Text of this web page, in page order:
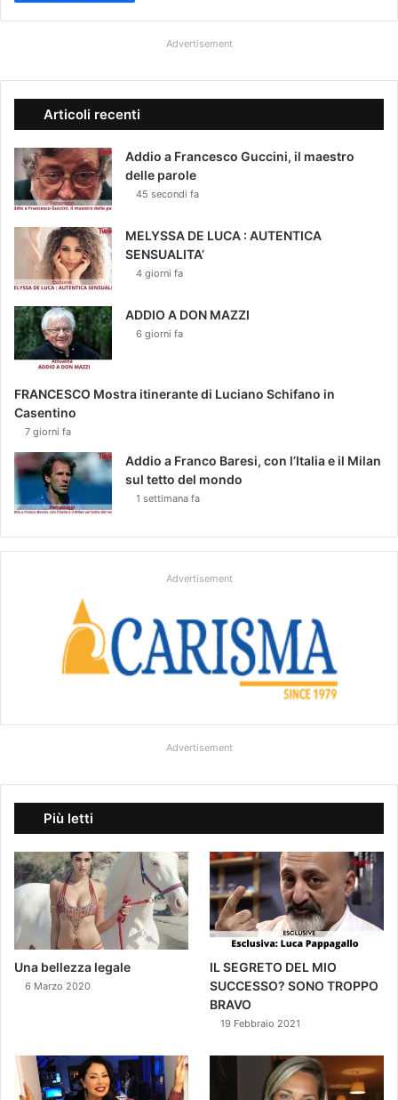
Advertisement
Articoli recenti
Addio a Francesco Guccini, il maestro
delle parole
45 secondi fa
MELYSSA DE LUCA : AUTENTICA
SENSUALITA’
4 giorni fa
ADDIO A DON MAZZI
6 giorni fa
FRANCESCO Mostra itinerante di Luciano Schifano in
Casentino
7 giorni fa
Addio a Franco Baresi, con l’Italia e il Milan
sul tetto del mondo
1 settimana fa
Advertisement
Advertisement
Più letti
Una bellezza legale
6 Marzo 2020
IL SEGRETO DEL MIO
SUCCESSO? SONO TROPPO
BRAVO
19 Febbraio 2021